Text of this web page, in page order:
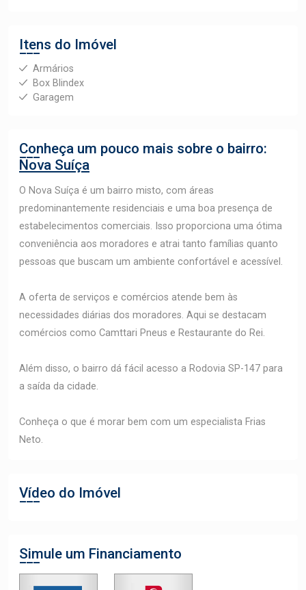
Itens do Imóvel
Armários
Box Blindex
Garagem
Conheça um pouco mais sobre o bairro:
Nova Suíça
O Nova Suíça é um bairro misto, com áreas
predominantemente residenciais e uma boa presença de
estabelecimentos comerciais. Isso proporciona uma ótima
conveniência aos moradores e atrai tanto famílias quanto
pessoas que buscam um ambiente confortável e acessível.
A oferta de serviços e comércios atende bem às
necessidades diárias dos moradores. Aqui se destacam
comércios como Camttari Pneus e Restaurante do Rei.
Além disso, o bairro dá fácil acesso a Rodovia SP-147 para
a saída da cidade.
Conheça o que é morar bem com um especialista Frias
Neto.
Vídeo do Imóvel
Simule um Financiamento